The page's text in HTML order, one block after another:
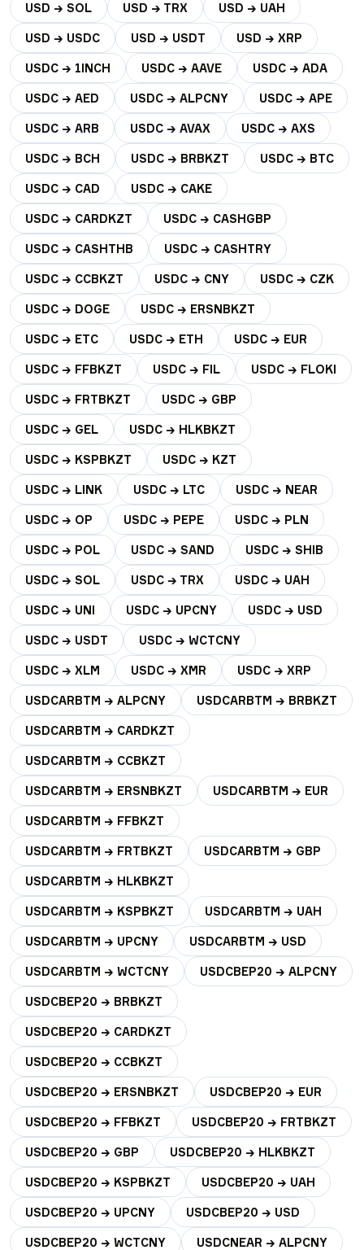
USD → SOL USD → TRX USD → UAH
USD → USDC USD → USDT USD → XRP
USDC → 1INCH USDC → AAVE USDC → ADA
USDC → AED USDC → ALPCNY USDC → APE
USDC → ARB USDC → AVAX USDC → AXS
USDC → BCH USDC → BRBKZT USDC → BTC
USDC → CAD USDC → CAKE
USDC → CARDKZT USDC → CASHGBP
USDC → CASHTHB USDC → CASHTRY
USDC → CCBKZT USDC → CNY USDC → CZK
USDC → DOGE USDC → ERSNBKZT
USDC → ETC USDC → ETH USDC → EUR
USDC → FFBKZT USDC → FIL USDC → FLOKI
USDC → FRTBKZT USDC → GBP
USDC → GEL USDC → HLKBKZT
USDC → KSPBKZT USDC → KZT
USDC → LINK USDC → LTC USDC → NEAR
USDC → OP USDC → PEPE USDC → PLN
USDC → POL USDC → SAND USDC → SHIB
USDC → SOL USDC → TRX USDC → UAH
USDC → UNI USDC → UPCNY USDC → USD
USDC → USDT USDC → WCTCNY
USDC → XLM USDC → XMR USDC → XRP
USDCARBTM → ALPCNY USDCARBTM → BRBKZT
USDCARBTM → CARDKZT
USDCARBTM → CCBKZT
USDCARBTM → ERSNBKZT USDCARBTM → EUR
USDCARBTM → FFBKZT
USDCARBTM → FRTBKZT USDCARBTM → GBP
USDCARBTM → HLKBKZT
USDCARBTM → KSPBKZT USDCARBTM → UAH
USDCARBTM → UPCNY USDCARBTM → USD
USDCARBTM → WCTCNY USDCBEP20 → ALPCNY
USDCBEP20 → BRBKZT
USDCBEP20 → CARDKZT
USDCBEP20 → CCBKZT
USDCBEP20 → ERSNBKZT USDCBEP20 → EUR
USDCBEP20 → FFBKZT USDCBEP20 → FRTBKZT
USDCBEP20 → GBP USDCBEP20 → HLKBKZT
USDCBEP20 → KSPBKZT USDCBEP20 → UAH
USDCBEP20 → UPCNY USDCBEP20 → USD
USDCBEP20 → WCTCNY USDCNEAR → ALPCNY